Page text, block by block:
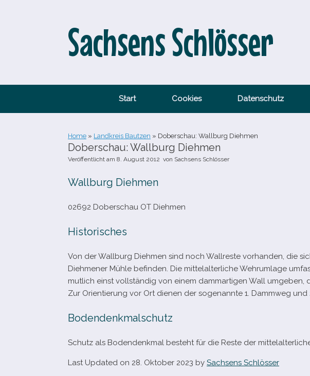
Sachsens Schlösser
Start Cookies Datenschutz
Home » Landkreis Bautzen » Doberschau: Wallburg Diehmen
Doberschau: Wallburg Diehmen
Veröffentlicht am 8. August 2012 von Sachsens Schlösser
Wallburg Diehmen
02692 Doberschau OT Diehmen
Historisches
Von der Wallburg Diehmen sind noch Wallreste vor­han­den, die
Diehmener Mühle befin­den. Die mit­tel­al­ter­li­che Wehrumlage
mut­lich einst voll­stän­dig von einem damm­ar­ti­gen Wall umge­ben,
Zur Orientierung vor Ort die­nen der soge­nannte 1. Dammweg und
Bodendenkmalschutz
Schutz als Bodendenkmal besteht für die Reste der
Last Updated on 28. Oktober 2023 by Sachsens Schlösser